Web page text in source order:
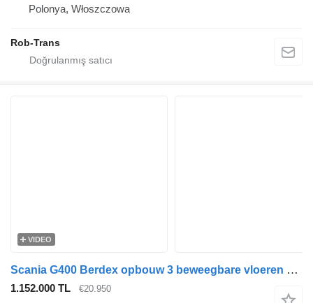
Polonya, Włoszczowa
Rob-Trans
VIDEO
Scania G400 Berdex opbouw 3 beweegbare vloeren 6 x 2 Retarder
1.152.000 TL €20.950